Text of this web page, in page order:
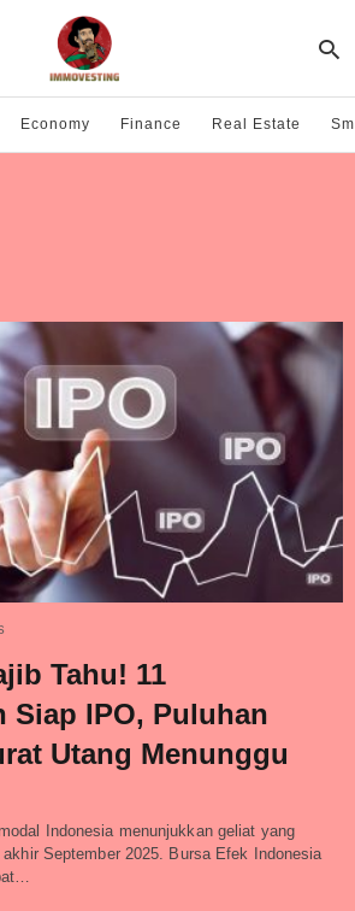
Economy Finance Real Estate
Tahu! 11
Siap IPO, Puluhan
Utang Menunggu
Indonesia menunjukkan geliat yang
September 2025. Bursa Efek Indonesia